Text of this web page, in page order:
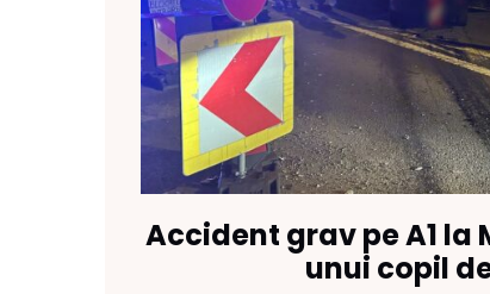
Accident grav pe A1 la
unui copil